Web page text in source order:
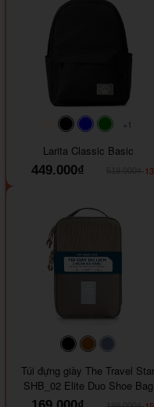
#faf0e6#000000#0000FF
+1
Larita Classic Basic
449.000₫
-
#000000#964B00
Túi đựng giày The Travel Star
SHB_02 Elite Duo Shoe Bag